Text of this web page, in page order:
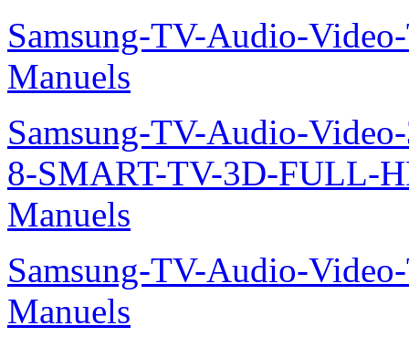
Samsung-TV-Audio-
Manuels
Samsung-TV-Audio-
8-SMART-TV-3D-FULL-
Manuels
Samsung-TV-Audio-
Manuels